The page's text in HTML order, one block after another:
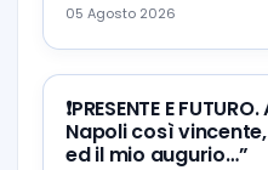
05 Agosto 2026
❗️PRESENTE E
Napoli così
ed il mio augurio…”